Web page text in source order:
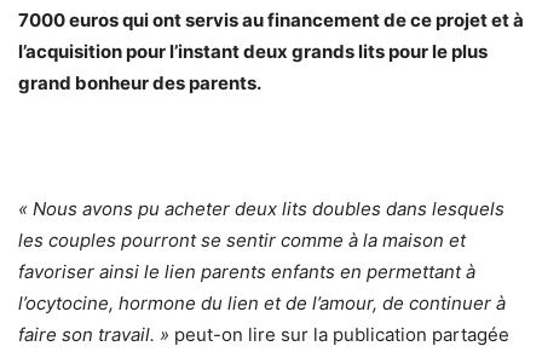
7000 euros qui ont servis au financement de ce projet et à
l’acquisition pour l’instant deux grands lits pour le plus
grand bonheur des parents.
« Nous avons pu acheter deux lits doubles dans lesquels
les couples pourront se sentir comme à la maison et
favoriser ainsi le lien parents enfants en permettant à
l’ocytocine, hormone du lien et de l’amour, de continuer à
faire son travail. » peut-on lire sur la publication partagée